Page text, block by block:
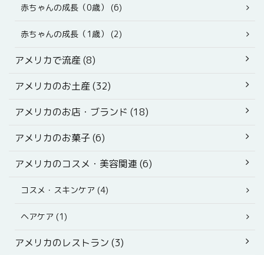
赤ちゃんの成長（0歳） (6)
赤ちゃんの成長（1歳） (2)
アメリカで流産 (8)
アメリカのお土産 (32)
アメリカのお店・ブランド (18)
アメリカのお菓子 (6)
アメリカのコスメ・美容関連 (6)
コスメ・スキンケア (4)
ヘアケア (1)
アメリカのレストラン (3)